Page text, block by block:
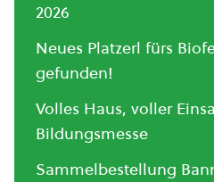
2026
Neues Platzerl fürs
gefunden!
Volles Haus, voller
Bildungsmesse
Sammelbestellung